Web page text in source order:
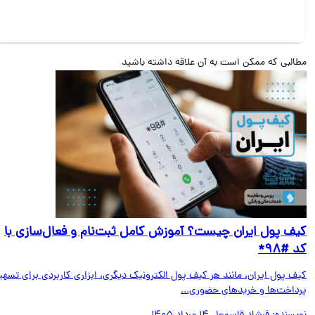
که ممکن است به آن علاقه داشته باشید
پول ایران چیست؟ آموزش کامل ثبت‌نام و فعال‌سازی با
پول ایران، مانند هر کیف پول الکترونیک دیگری، ابزاری کاربردی برای تسهیل
و خریدهای حضوری...